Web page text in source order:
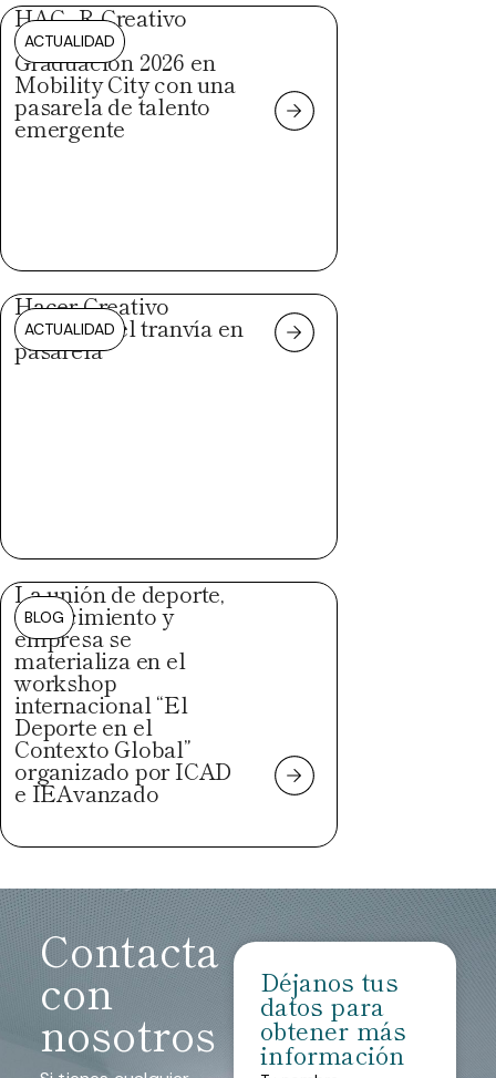
ACTUALIDAD
HAC_R Creativo
celebra su
Graduación 2026 en
Mobility City con una
pasarela de talento
emergente
ACTUALIDAD
Hacer Creativo
convierte el tranvía en
pasarela
BLOG
La unión de deporte,
conocimiento y
empresa se
materializa en el
workshop
internacional “El
Deporte en el
Contexto Global”
organizado por ICAD
e IEAvanzado
Contacta
con
nosotros
Déjanos tus
datos para
obtener más
información